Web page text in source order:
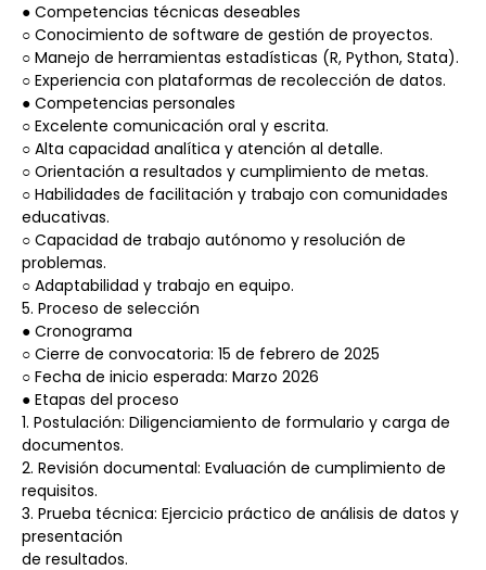
● Competencias técnicas deseables
○ Conocimiento de software de gestión de proyectos.
○ Manejo de herramientas estadísticas (R, Python, Stata).
○ Experiencia con plataformas de recolección de datos.
● Competencias personales
○ Excelente comunicación oral y escrita.
○ Alta capacidad analítica y atención al detalle.
○ Orientación a resultados y cumplimiento de metas.
○ Habilidades de facilitación y trabajo con comunidades
educativas.
○ Capacidad de trabajo autónomo y resolución de
problemas.
○ Adaptabilidad y trabajo en equipo.
5. Proceso de selección
● Cronograma
○ Cierre de convocatoria: 15 de febrero de 2025
○ Fecha de inicio esperada: Marzo 2026
● Etapas del proceso
1. Postulación: Diligenciamiento de formulario y carga de
documentos.
2. Revisión documental: Evaluación de cumplimiento de
requisitos.
3. Prueba técnica: Ejercicio práctico de análisis de datos y
presentación
de resultados.